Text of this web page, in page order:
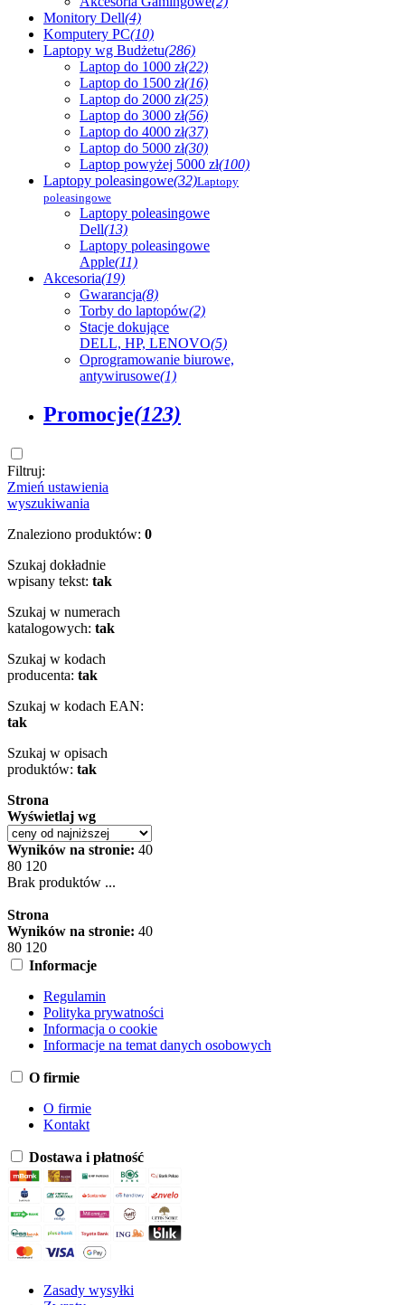
Monitory Dell(4)
Komputery PC(10)
Laptopy wg Budżetu(286)
Laptop do 1000 zł(22)
Laptop do 1500 zł(16)
Laptop do 2000 zł(25)
Laptop do 3000 zł(56)
Laptop do 4000 zł(37)
Laptop do 5000 zł(30)
Laptop powyżej 5000 zł(100)
Laptopy poleasingowe(32)Laptopy
poleasingowe
Laptopy poleasingowe
Dell(13)
Laptopy poleasingowe
Apple(11)
Akcesoria(19)
Gwarancja(8)
Torby do laptopów(2)
Stacje dokujące
DELL, HP, LENOVO(5)
Oprogramowanie biurowe,
antywirusowe(1)
Promocje(123)
Filtruj:
Zmień ustawienia
wyszukiwania
Znaleziono produktów: 0
Szukaj dokładnie
wpisany tekst: tak
Szukaj w numerach
katalogowych: tak
Szukaj w kodach
producenta: tak
Szukaj w kodach EAN:
tak
Szukaj w opisach
produktów: tak
Strona
Wyświetlaj wg
Wyników na stronie: 40
80 120
Brak produktów ...
Strona
Wyników na stronie: 40
80 120
Informacje
Regulamin
Polityka prywatności
Informacja o cookie
Informacje na temat danych osobowych
O firmie
O firmie
Kontakt
Dostawa i płatność
Zasady wysyłki